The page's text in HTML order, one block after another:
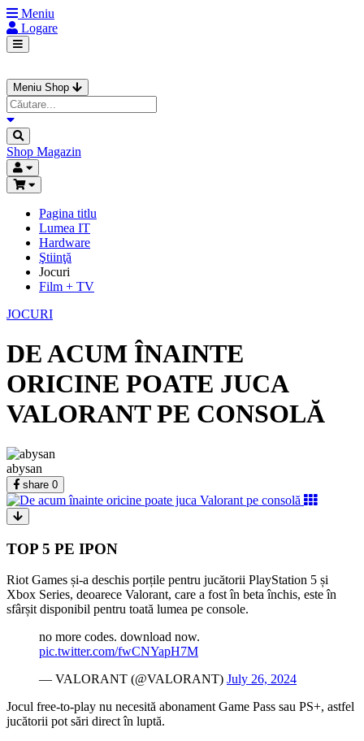
Meniu
Logare
Meniu Shop
Shop Magazin
Pagina titlu
Lumea IT
Hardware
Ştiinţă
Jocuri
Film + TV
JOCURI
DE ACUM ÎNAINTE
ORICINE POATE JUCA
VALORANT PE CONSOLĂ
abysan
share 0
TOP 5 PE IPON
Riot Games și-a deschis porțile pentru jucătorii PlayStation 5 și
Xbox Series, deoarece Valorant, care a fost în beta închis, este în
sfârșit disponibil pentru toată lumea pe console.
no more codes. download now.
pic.twitter.com/fwCNYapH7M
— VALORANT (@VALORANT) July 26, 2024
Jocul free-to-play nu necesită abonament Game Pass sau PS+, astfel
jucătorii pot sări direct în luptă.